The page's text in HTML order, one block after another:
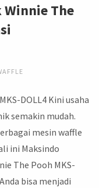
Winnie The
DOLL4 Kini usaha
semakin mudah.
mesin waffle
ini Maksindo
The Pooh MKS-
bisa menjadi